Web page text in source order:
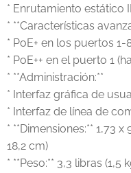
* Enrutamiento estático
* **Características
* PoE+ en los puertos
* PoE++ en el puerto 1
* **Administración:**
* Interfaz gráfica de
* Interfaz de línea de
* **Dimensiones:** 1,73
18,2 cm)
* **Peso:** 3,3 libras (1,5